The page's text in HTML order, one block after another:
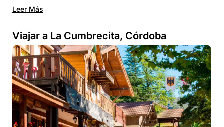
Leer Más
Viajar a La Cumbrecita, Córdoba